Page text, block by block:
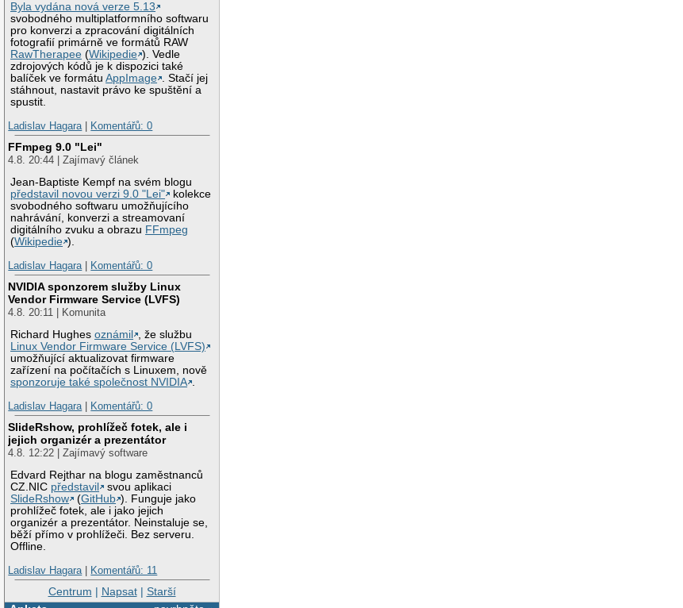
Byla vydána nová verze 5.13
svobodného multiplatformního softwaru
pro konverzi a zpracování digitálních
fotografií primárně ve formátů RAW
RawTherapee (Wikipedie ). Vedle
zdrojových kódů je k dispozici také
balíček ve formátuAppImage . Stačí jej
stáhnout, nastavit právo ke spuštění a
spustit.
Ladislav Hagara| Komentářů: 0
FFmpeg 9.0 "Lei"
4.8. 20:44 | Zajímavý článek
Jean-Baptiste Kempf na svém blogu
představil novou verzi 9.0 "Lei"
kolekce
svobodného softwaru umožňujícího
nahrávání, konverzi a streamovaní
digitálního zvuku a obrazu FFmpeg
(Wikipedie ).
Ladislav Hagara| Komentářů: 0
NVIDIA sponzorem služby Linux
Vendor Firmware Service (LVFS)
4.8. 20:11 | Komunita
Richard Hughesoznámil
, že službu
Linux Vendor Firmware Service (LVFS)
umožňující aktualizovat firmware
zařízení na počítačích s Linuxem, nově
sponzoruje také společnost NVIDIA .
Ladislav Hagara| Komentářů: 0
SlideRshow, prohlížeč fotek, ale i
jejich organizér a prezentátor
4.8. 12:22 | Zajímavý software
Edvard Rejthar na blogu zaměstnanců
CZ.NIC představil
svou aplikaci
SlideRshow
(GitHub ). Funguje jako
prohlížeč fotek, ale i jako jejich
organizér a prezentátor. Neinstaluje se,
běží přímo v prohlížeči. Bez serveru.
Offline.
Ladislav Hagara| Komentářů: 11
Centrum | Napsat| Starší